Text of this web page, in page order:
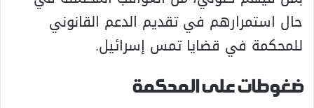
حال استمرارهم في تقديم الدعم القانوني
للمحكمة في قضايا تمس إسرائيل.
ضغوطات على المحكمة